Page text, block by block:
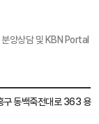
양상담 및 KBN Portal
동백죽전대로 363 용